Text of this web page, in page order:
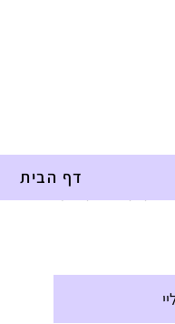
דף הבית
פנקייק תפוח קינמון